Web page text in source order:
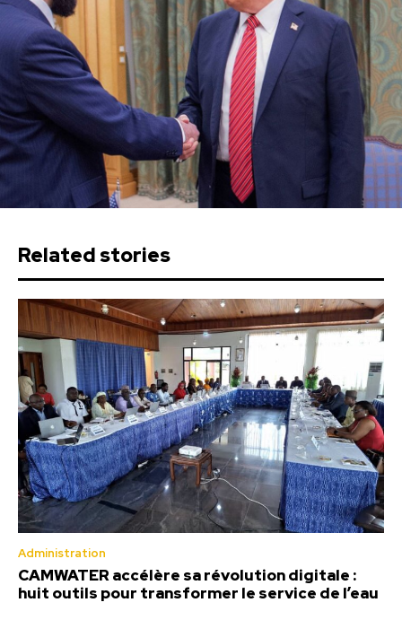
Related stories
Administration
CAMWATER accélère sa révolution digitale :
huit outils pour transformer le service de l’eau